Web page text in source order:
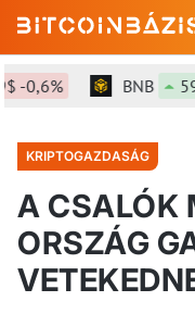
BNB
KRIPTOGAZDASÁG
A CSALÓK
ORSZÁG